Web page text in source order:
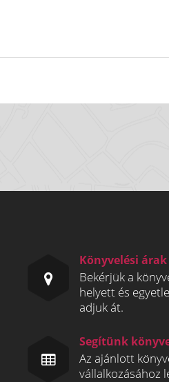
Könyvelési
Bekérjük a
helyett és
adjuk át.
Segítünk
Az ajánlott
vállalkozásához